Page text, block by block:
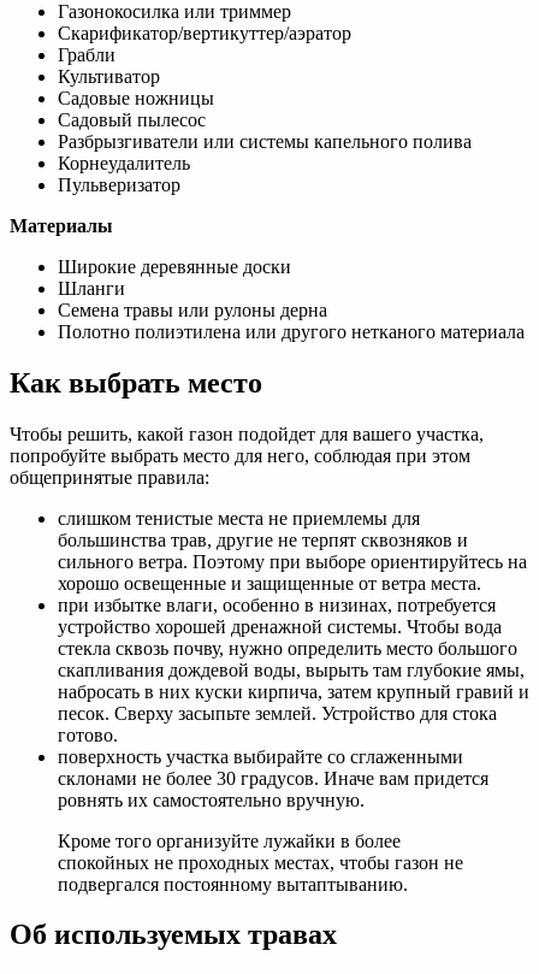
Газонокосилка или триммер
Скарификатор/вертикуттер/аэратор
Грабли
Культиватор
Садовые ножницы
Садовый пылесос
Разбрызгиватели или системы капельного полива
Корнеудалитель
Пульверизатор
Материалы
Широкие деревянные доски
Шланги
Семена травы или рулоны дерна
Полотно полиэтилена или другого нетканого материала
Как выбрать место
Чтобы решить, какой газон подойдет для вашего участка,
попробуйте выбрать место для него, соблюдая при этом
общепринятые правила:
слишком тенистые места не приемлемы для
большинства трав, другие не терпят сквозняков и
сильного ветра. Поэтому при выборе ориентируйтесь на
хорошо освещенные и защищенные от ветра места.
при избытке влаги, особенно в низинах, потребуется
устройство хорошей дренажной системы. Чтобы вода
стекла сквозь почву, нужно определить место большого
скапливания дождевой воды, вырыть там глубокие ямы,
набросать в них куски кирпича, затем крупный гравий и
песок. Сверху засыпьте землей. Устройство для стока
готово.
поверхность участка выбирайте со сглаженными
склонами не более 30 градусов. Иначе вам придется
ровнять их самостоятельно вручную.
Кроме того организуйте лужайки в более
спокойных не проходных местах, чтобы газон не
подвергался постоянному вытаптыванию.
Об используемых травах